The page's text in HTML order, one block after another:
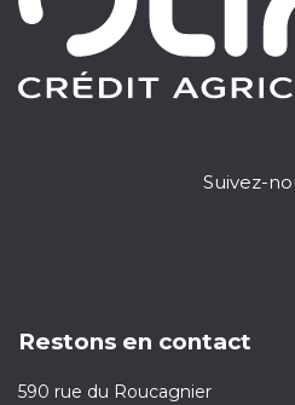
Suivez-
Restons en contact
590 rue du Roucagnier